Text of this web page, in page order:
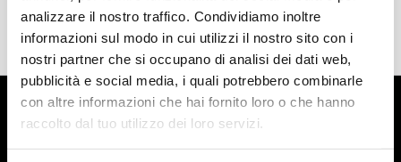
analizzare il nostro traffico. Condividiamo inoltre
informazioni sul modo in cui utilizzi il nostro sito con i
nostri partner che si occupano di analisi dei dati web,
pubblicità e social media, i quali potrebbero combinarle
con altre informazioni che hai fornito loro o che hanno
raccolto dal tuo utilizzo dei loro servizi.